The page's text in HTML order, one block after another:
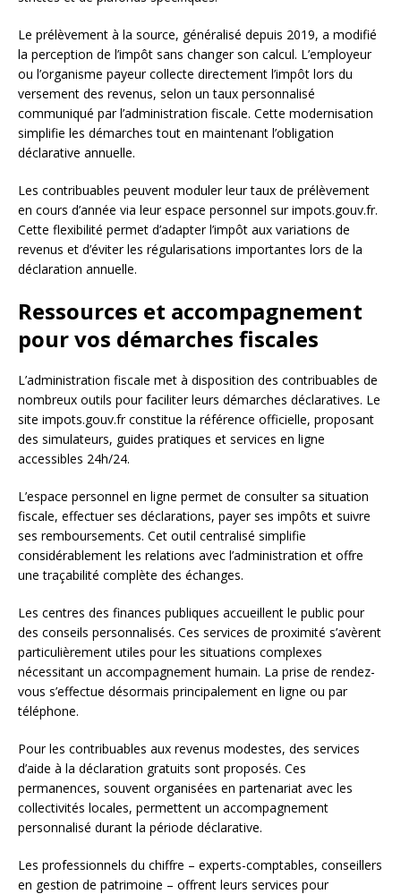
Le prélèvement à la source, généralisé depuis 2019, a modifié
la perception de l’impôt sans changer son calcul. L’employeur
ou l’organisme payeur collecte directement l’impôt lors du
versement des revenus, selon un taux personnalisé
communiqué par l’administration fiscale. Cette modernisation
simplifie les démarches tout en maintenant l’obligation
déclarative annuelle.
Les contribuables peuvent moduler leur taux de prélèvement
en cours d’année via leur espace personnel sur impots.gouv.fr.
Cette flexibilité permet d’adapter l’impôt aux variations de
revenus et d’éviter les régularisations importantes lors de la
déclaration annuelle.
Ressources et accompagnement
pour vos démarches fiscales
L’administration fiscale met à disposition des contribuables de
nombreux outils pour faciliter leurs démarches déclaratives. Le
site impots.gouv.fr constitue la référence officielle, proposant
des simulateurs, guides pratiques et services en ligne
accessibles 24h/24.
L’espace personnel en ligne permet de consulter sa situation
fiscale, effectuer ses déclarations, payer ses impôts et suivre
ses remboursements. Cet outil centralisé simplifie
considérablement les relations avec l’administration et offre
une traçabilité complète des échanges.
Les centres des finances publiques accueillent le public pour
des conseils personnalisés. Ces services de proximité s’avèrent
particulièrement utiles pour les situations complexes
nécessitant un accompagnement humain. La prise de rendez-
vous s’effectue désormais principalement en ligne ou par
téléphone.
Pour les contribuables aux revenus modestes, des services
d’aide à la déclaration gratuits sont proposés. Ces
permanences, souvent organisées en partenariat avec les
collectivités locales, permettent un accompagnement
personnalisé durant la période déclarative.
Les professionnels du chiffre – experts-comptables, conseillers
en gestion de patrimoine – offrent leurs services pour